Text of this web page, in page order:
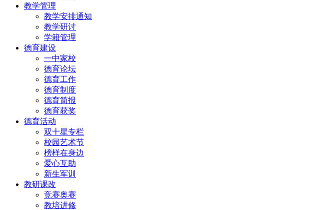
教学管理
教学安排通知
教学研讨
学籍管理
德育建设
一中家校
德育论坛
德育工作
德育制度
德育简报
德育获奖
德育活动
双十星专栏
校园艺术节
榜样在身边
爱心互助
新生军训
教研课改
竞赛奥赛
教培进修